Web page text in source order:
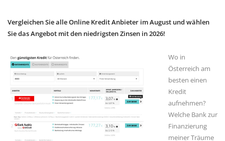
Vergleichen Sie alle Online Kredit Anbieter im August und wählen
Sie das Angebot mit den niedrigsten Zinsen in 2026!
Wo in
Österreich am
besten einen
Kredit
aufnehmen?
Welche Bank zur
Finanzierung
meiner Träume